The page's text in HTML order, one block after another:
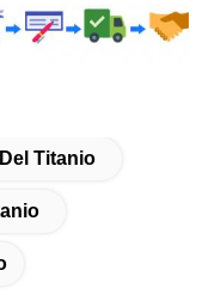
Titanio